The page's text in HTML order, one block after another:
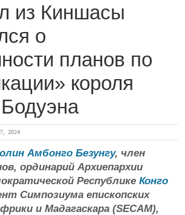
из Киншасы
о
планов по
короля
2024
Амбонго Безунгу, член
ординарий Архиепархии
Республике Конго
Симпозиума епископских
и Мадагаскара (SECAM),